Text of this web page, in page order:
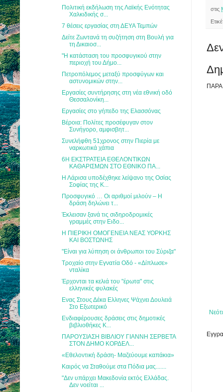
στις
Πολιτική εκδήλωση της Λαϊκής Ενότητας
Χαλκιδικής σ...
7 θέσεις εργασίας στη ΔΕΥΑ Τεμπών
Δείτε Ζωντανά τη συζήτηση στη Βουλή για
τη Δικαιοσ...
"Η κατάσταση του προσφυγικού στην
περιοχή του Δήμο...
Πετροπόλεμος μεταξύ προσφύγων και
αστυνομικών στην...
Εργασίες συντήρησης στη νέα εθνική οδό
Θεσσαλονίκη...
Εργασίες στο γήπεδο της Ελασσόνας
Βέροια: Πολίτες προσέφυγαν στον
Συνήγορο, αµφισβητ...
Συνελήφθη 51χρονος στην Πιερία με
ναρκωτικά χάπια
6Η ΕΚΣΤΡΑΤΕΙΑ ΕΘΕΛΟΝΤΙΚΩΝ
ΚΑΘΑΡΙΣΜΩΝ ΣΤΟ ΕΘΝΙΚΟ ΠΑ...
Η Λάρισα υποδέχθηκε λείψανο της Οσίας
Σοφίας της Κ...
Προσφυγικό … Οι αριθμοί μιλούν – Η
δράση δηλώνει τ...
Έκλεισαν ξανά τις σιδηροδρομικές
γραμμές στην Ειδο...
Η ΠΙΕΡΙΚΗ ΟΜΟΓΕΝΕΙΑ ΝΕΑΣ ΥΟΡΚΗΣ
ΚΑΙ ΒΟΣΤΩΝΗΣ
"Είναι για λύπηση οι άνθρωποι του Σύριζα"
Τροχαίο στην Εγνατία Οδό - «Δίπλωσε»
νταλίκα
Έρχονται τα κελιά του "έρωτα" στις
ελληνικές φυλακές
Eνας Στους Δέκα Ελληνες Ψάχνει Δουλειά
Στο Εξωτερικό
Ενδιαφέρουσες δράσεις στις δημοτικές
βιβλιοθήκες Κ...
ΠΑΡΟΥΣΙΑΣΗ ΒΙΒΛΙΟΥ ΓΙΑΝΝΗ ΣΕΡΒΕΤΑ
ΣΤΟΝ ΔΗΜΟ ΚΟΡΔΕΛ...
«Εθελοντική δράση- Μαζεύουμε καπάκια»
Καιρός να Σταθούμε στα Πόδια μας.......
"Δεν υπάρχει Μακεδονία εκτός Ελλάδας.
Δεν νοείται ...